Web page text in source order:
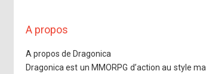
A propos
A propos de Dragonica
Dragonica est un MMORPG d’action au style